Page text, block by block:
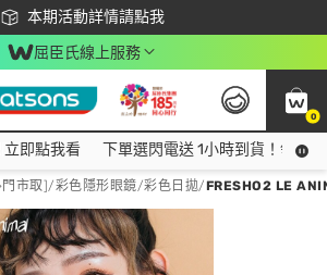
本期活動詳情請點我
下載app最高回饋$350
屈臣氏線上服務
0
點我看
即點我看 下單選閃電送 1小時到貨！領神
市取]/彩色隱形眼鏡/彩色日拋/FRESHO2 LE